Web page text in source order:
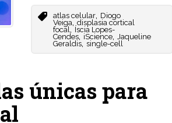
atlas celular, Diogo
Veiga, displasia cortical
focal, Íscia Lopes-
Cendes, iScience, Jaqueline
Geraldis, single-cell
únicas para